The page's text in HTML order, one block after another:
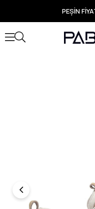
PEŞİN
TÜM
Yeni Sezon
Seçili